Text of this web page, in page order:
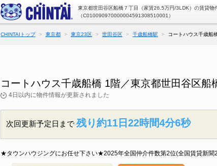
東京都世田谷区船橋７丁目（家賃26.5万円/3LDK）の賃貸物
（C010090970000004591308510001）
CHINTAIトップ 東京都 東京23区 世田谷区 千歳船橋駅 コートハウス千歳船
コートハウス千歳船橋 1階／東京都世田谷区船
4日以内に物件情報が更新されました
次回更新予定日まで 残り約11日22時間4分5秒
★タウンハウジングにお任せ下さい★2025年全国仲介件数第2位(全国賃貸新